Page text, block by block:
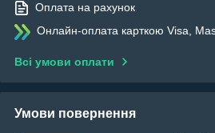
Оплата на рахунок
Онлайн-оплата карткою Visa,
Всі умови оплати
Умови повернення